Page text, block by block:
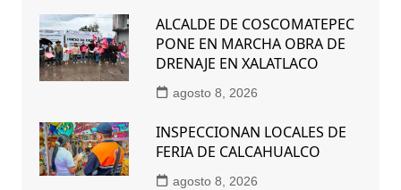
ALCALDE DE COSCOMATEPEC
PONE EN MARCHA OBRA DE
DRENAJE EN XALATLACO
agosto 8, 2026
INSPECCIONAN LOCALES DE
FERIA DE CALCAHUALCO
agosto 8, 2026